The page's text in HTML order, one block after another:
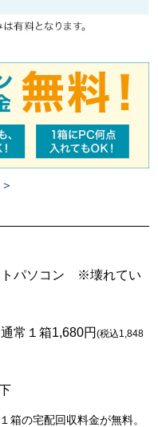
トパソコン ※壊れてい
常１箱1,680円(税込1,848
箱の宅配回収料金が無料。